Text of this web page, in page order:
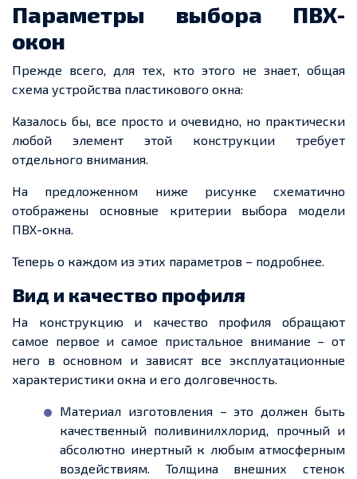
Параметры выбора ПВХ-
окон
Прежде всего, для тех, кто этого не знает, общая
схема устройства пластикового окна:
Казалось бы, все просто и очевидно, но практически
любой элемент этой конструкции требует
отдельного внимания.
На предложенном ниже рисунке схематично
отображены основные критерии выбора модели
ПВХ-окна.
Теперь о каждом из этих параметров – подробнее.
Вид и качество профиля
На конструкцию и качество профиля обращают
самое первое исамое пристальное внимание – от
него в основном и зависят все эксплуатационные
характеристики окна и его долговечность.
Материал изготовления – это должен быть
качественный поливинилхлорид, прочный и
абсолютно инертный к любым атмосферным
воздействиям. Толщина внешних стенок